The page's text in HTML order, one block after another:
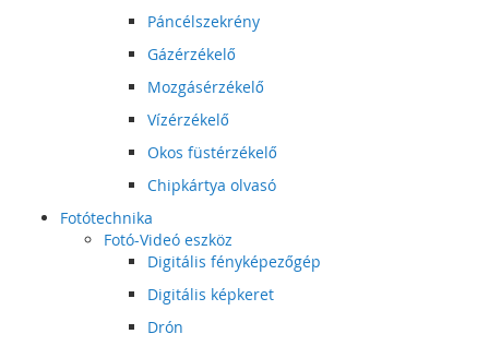
Páncélszekrény
Gázérzékelő
Mozgásérzékelő
Vízérzékelő
Okos füstérzékelő
Chipkártya olvasó
Fotótechnika
Fotó-Videó eszköz
Digitális fényképezőgép
Digitális képkeret
Drón